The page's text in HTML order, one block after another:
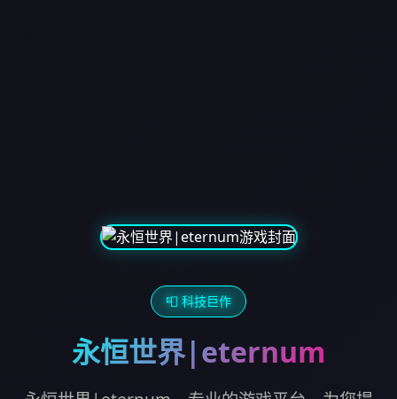
📮 科技巨作
永恒世界|eternum